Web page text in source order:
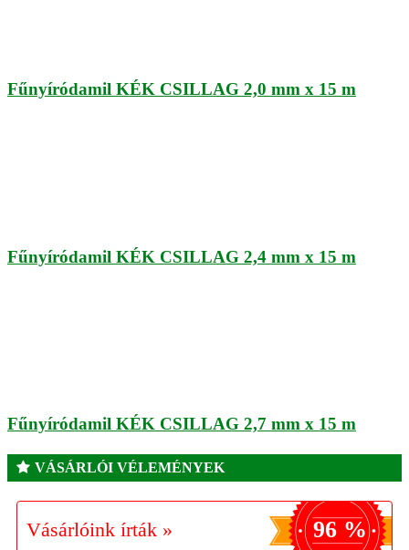
Fűnyíródamil KÉK CSILLAG 2,0 mm x 15 m
Fűnyíródamil KÉK CSILLAG 2,4 mm x 15 m
Fűnyíródamil KÉK CSILLAG 2,7 mm x 15 m
VÁSÁRLÓI VÉLEMÉNYEK
Vásárlóink írták » 96 %